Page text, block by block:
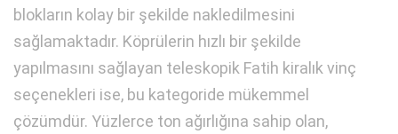
blokların kolay bir şekilde nakledilmesini
sağlamaktadır. Köprülerin hızlı bir şekilde
yapılmasını sağlayan teleskopik Fatih kiralık vinç
seçenekleri ise, bu kategoride mükemmel
çözümdür. Yüzlerce ton ağırlığına sahip olan,